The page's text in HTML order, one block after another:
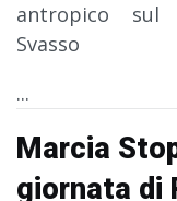
antropico sul
Svasso
...
Marcia
giornata di